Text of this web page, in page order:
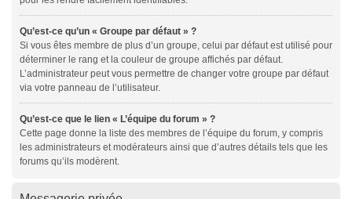
Qu’est-ce qu’un « Groupe par défaut » ?
Si vous êtes membre de plus d’un groupe, celui par défaut est utilisé pour
déterminer le rang et la couleur de groupe affichés par défaut.
L’administrateur peut vous permettre de changer votre groupe par défaut
via votre panneau de l’utilisateur.
Qu’est-ce que le lien « L’équipe du forum » ?
Cette page donne la liste des membres de l’équipe du forum, y compris
les administrateurs et modérateurs ainsi que d’autres détails tels que les
forums qu’ils modèrent.